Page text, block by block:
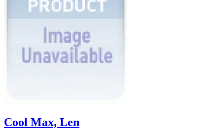
Cool Max, Len